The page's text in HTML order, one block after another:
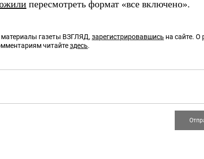
пересмотреть формат «все включено».
газеты ВЗГЛЯД, зарегистрировавшись на сайте. О
читайтездесь.